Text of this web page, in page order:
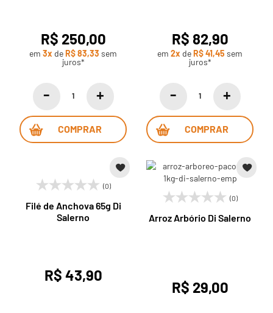
R$ 250,00
em 3x deR$ 83,33 sem
juros*
COMPRAR
R$ 82,90
em 2x deR$ 41,45 sem
juros*
COMPRAR
(0)
Filé de Anchova 65g Di
Salerno
R$ 43,90
(0)
Arroz Arbório Di Salerno
R$ 29,00